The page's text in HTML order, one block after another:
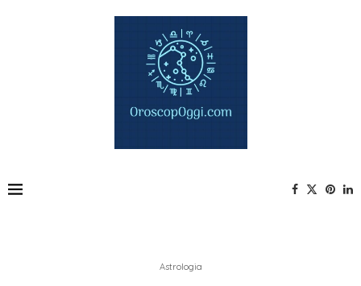
Astrologia